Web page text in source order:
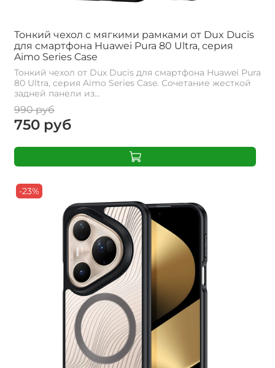
Тонкий чехол с мягкими рамками от Dux Ducis
для смартфона Huawei Pura 80 Ultra, серия
Aimo Series Case
Тонкий чехол от Dux Ducis для смартфона Huawei Pura
80 Ultra, серия Aimo Series Case. Сочетание жесткой
задней панели из...
990 руб
750 руб
-23%